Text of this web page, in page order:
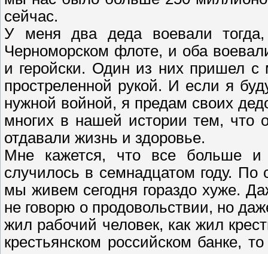
сейчас.
У меня два деда воевали
Черноморском флоте, и оба
и геройски. Один из них пришел с
простреленной рукой. И если я
нужной войной, я предам своих
многих в нашей истории тем, что
отдавали жизнь и здоровье.
Мне кажется, что все больше
случилось в семнадцатом году.
мы живем сегодня гораздо хуже.
не говорю о продовольствии, но
жил рабочий человек, как жил
крестьянском российском банке,